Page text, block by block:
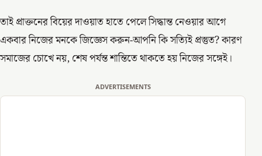
তাই প্রাক্তনের বিয়ের দাওয়াত হাতে পেলে সিদ্ধান্ত নেওয়ার আগে
একবার নিজের মনকে জিজ্ঞেস করুন-আপনি কি সত্যিই প্রস্তুত? কারণ
সমাজের চোখে নয়, শেষ পর্যন্ত শান্তিতে থাকতে হয় নিজের সঙ্গেই।
ADVERTISEMENTS